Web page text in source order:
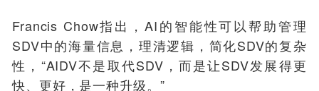
Francis Chow指出，AI的智能性可以帮助管理
SDV中的海量信息，理清逻辑，简化SDV的复杂
性，“AIDV不是取代SDV，而是让SDV发展得更
快、更好，是一种升级。”